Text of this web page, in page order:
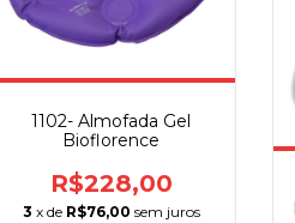
1102- Almofada Gel
Bioflorence
R$228,00
3 x de R$76,00 sem juros